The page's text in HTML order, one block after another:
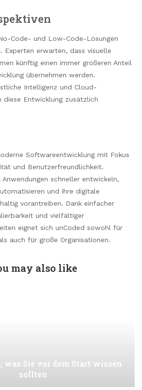
Code- und Low-Code-Lösungen
Experten erwarten, dass visuelle
künftig einen immer größeren Anteil
übernehmen werden.
Intelligenz und Cloud-
diese Entwicklung zusätzlich
Softwareentwicklung mit Fokus
und Benutzerfreundlichkeit.
Anwendungen schneller entwickeln,
und ihre digitale
vorantreiben. Dank einfacher
und vielfältiger
eignet sich unCoded sowohl für
auch für große Organisationen.
may also like
was Sie vor dem Start wissen
sollten